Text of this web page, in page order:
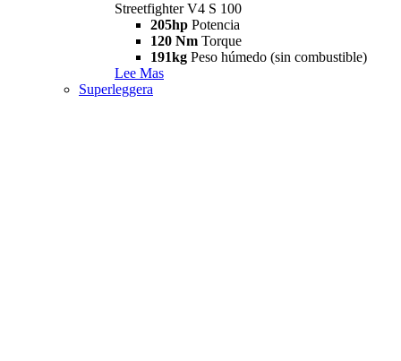
Streetfighter V4 S 100
205hp Potencia
120 Nm Torque
191kg Peso húmedo (sin combustible)
Lee Mas
Superleggera